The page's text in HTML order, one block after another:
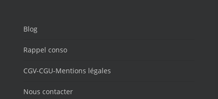
Blog
Rappel conso
CGV-CGU-Mentions légales
Nous contacter